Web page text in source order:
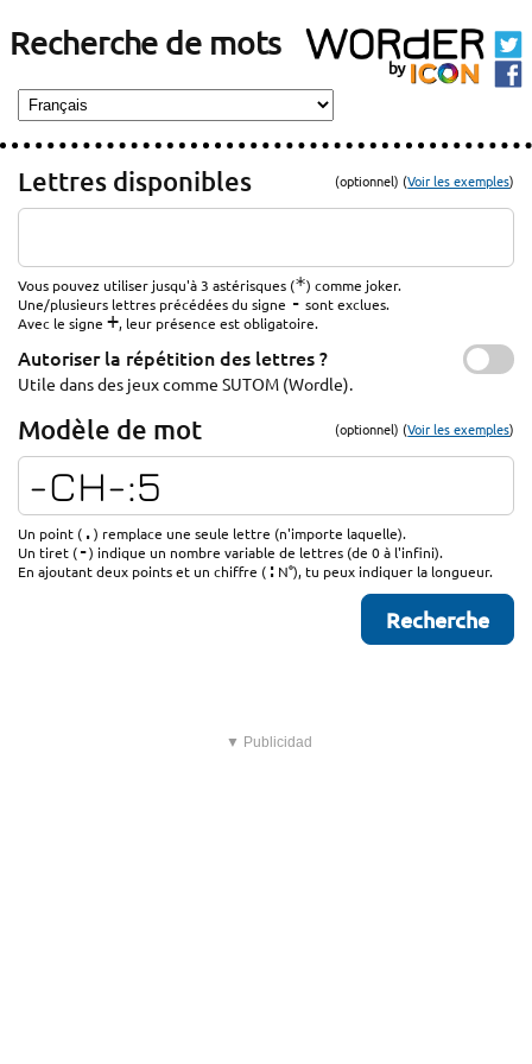
Recherche de mots
Lettres disponibles (optionnel) (Voir les exemples)
Vous pouvez utiliser jusqu'à 3 astérisques (*) comme joker.
Une/plusieurs lettres précédées du signe - sont exclues.
Avec le signe +, leur présence est obligatoire.
Autoriser la répétition des lettres ?
Utile dans des jeux comme SUTOM (Wordle).
Modèle de mot (optionnel) (Voir les exemples)
Un point (.) remplace une seule lettre (n'importe laquelle).
Un tiret (-) indique un nombre variable de lettres (de 0 à l'infini).
En ajoutant deux points et un chiffre (: N°), tu peux indiquer la longueur.
▼ Publicidad